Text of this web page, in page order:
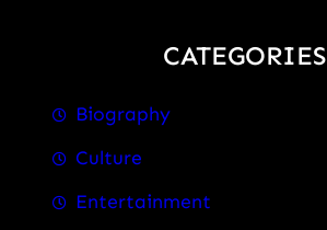
CATEGORIES
Biography
Culture
Entertainment